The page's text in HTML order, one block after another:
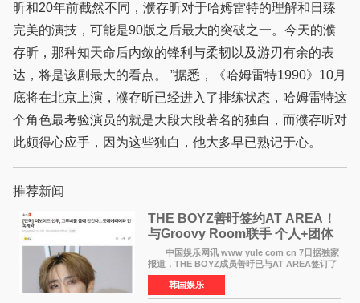
昕和20年前截然不同，濮存昕对于哈姆雷特的理解和日臻
完美的演技，可能是90版之后最大的突破之一。今天的濮
存昕，那种知天命后内敛的锋利与柔韧以及游刃有余的表
达，将是该剧最大的看点。 ”据悉，《哈姆雷特1990》10月
底将在北京上演，濮存昕已经进入了排练状态，哈姆雷特这
个角色最考验演员的就是大段大段著名的独白，而濮存昕对
此颇得心应手，因为这些独白，他大多早已熟记于心。
推荐新闻
THE BOYZ善旴签约AT AREA！
与Groovy Room联手 个人+团体
活动并行
中国娱乐网讯 www yule com cn 7日据独家
报道，THE BOYZ成员善旴已与AT AREA签订了
专属合约。AT AREA是由知名制作人组合
Groovy Room创立的hip-hop厂牌，旗下拥有多
位实力派音乐人，在韩
韩国娱乐